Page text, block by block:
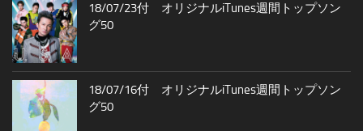
18/07/23付 オリジナルiTunes週間トップソン
グ50
18/07/16付 オリジナルiTunes週間トップソン
グ50